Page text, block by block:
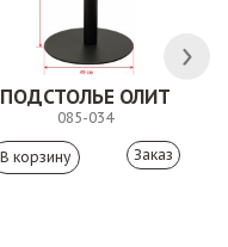
ПОДСТОЛЬЕ ОЛИТ
085-034
Заказ